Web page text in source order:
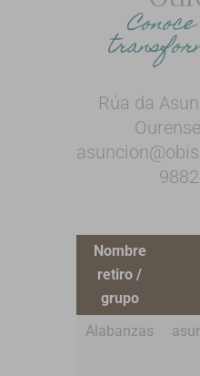
Rúa da
Nombre
retiro /
grupo
Alabanzas